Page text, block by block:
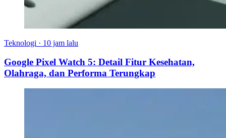
Teknologi · 10 jam lalu
Google Pixel Watch 5: Detail Fitur Kesehatan,
Olahraga, dan Performa Terungkap